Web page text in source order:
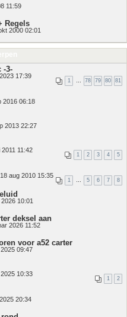
11:59
Regels
2000 02:01
-3-
17:39
1 … 78 79 80 81
2016 06:18
2013 22:27
2011 11:42
1 2 3 4 5
18 aug 2010 15:35
1 … 5 6 7 8
10:01
deksel aan
2026 11:52
voor a52 carter
09:47
10:33
1 2
20:34